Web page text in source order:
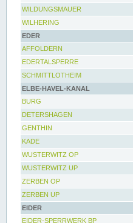
WILDUNGSMAUER
WILHERING
EDER
AFFOLDERN
EDERTALSPERRE
SCHMITTLOTHEIM
ELBE-HAVEL-KANAL
BURG
DETERSHAGEN
GENTHIN
KADE
WUSTERWITZ OP
WUSTERWITZ UP
ZERBEN OP
ZERBEN UP
EIDER
EIDER-SPERRWERK BP